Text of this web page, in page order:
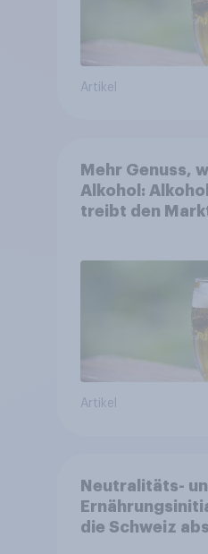
Artikel
Mehr Genuss,
Alkohol:
treibt den
Artikel
Neutralitäts-
die Schweiz